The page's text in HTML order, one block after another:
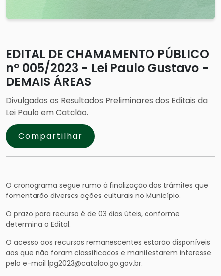
EDITAL DE CHAMAMENTO PÚBLICO
nº 005/2023 - Lei Paulo Gustavo -
DEMAIS ÁREAS
Divulgados os Resultados Preliminares dos Editais da
Lei Paulo em Catalão.
Compartilhar
O cronograma segue rumo à finalização dos trâmites que
fomentarão diversas ações culturais no Município.
O prazo para recurso é de 03 dias úteis, conforme
determina o Edital.
O acesso aos recursos remanescentes estarão disponíveis
aos que não foram classificados e manifestarem interesse
pelo e-mail lpg2023@catalao.go.gov.br.